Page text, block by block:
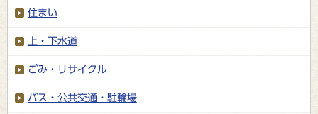
住まい
上・下水道
ごみ・リサイクル
バス・公共交通・駐輪場